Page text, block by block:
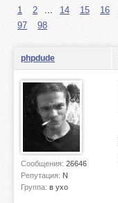
1
2 ... 14 15 16
97
98
phpdude
Сообщения: 26646
Репутация: N
Группа: в ухо